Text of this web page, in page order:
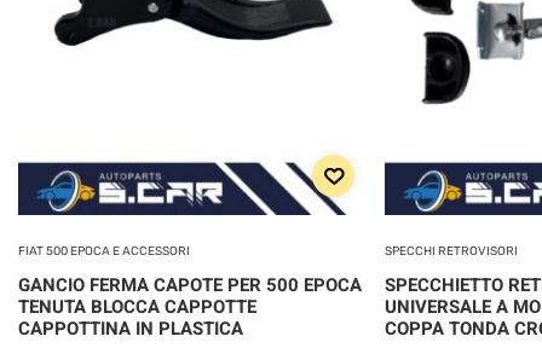
FIAT 500 EPOCA E ACCESSORI
GANCIO FERMA CAPOTE PER 500 EPOCA
TENUTA BLOCCA CAPPOTTE
CAPPOTTINA IN PLASTICA
SPECCHI RETROVISORI
SPECCHIETTO
UNIVERSALE A
COPPA TONDA